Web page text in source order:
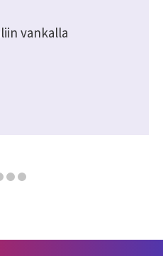
vankalla